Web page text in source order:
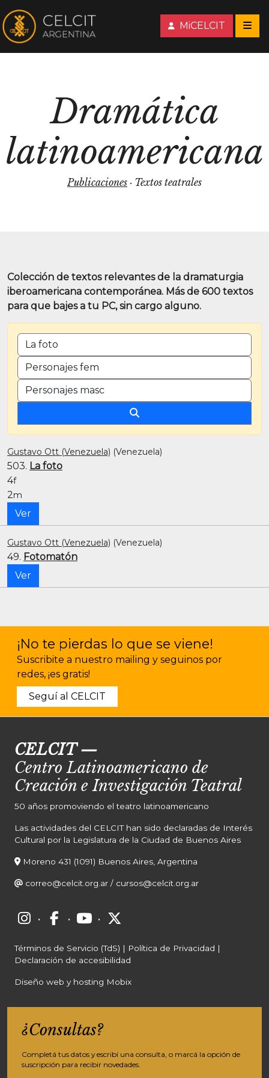
MiCELCIT
Dramática
latinoamericana
Publicaciones · Textos teatrales
Colección de textos relevantes de la dramaturgia
iberoamericana contemporánea. Más de 600 textos
para que bajes a tu PC, sin cargo alguno.
BUSCAR POR TÍTULO O PALABRA CLAVE
CANTIDAD DE PERSONAJES FEMENINOS
CANTIDAD DE PERSONAJES MASCULINOS
Gustavo Ott (Venezuela) (Venezuela)
503. La foto
4f
2m
Ver
Gustavo Ott (Venezuela) (Venezuela)
49. Fotomatón
Ver
¡No te pierdas lo que se viene!
Suscribite a nuestro mailing y seguinos por
redes, ¡es gratis!
Seguí al CELCIT
CELCIT—
Centro Latinoamericano de
Creación e Investigación Teatral
50 años promoviendo el teatro latinoamericano
Las actividades del CELCIT han sido declaradas de Interés
Cultural por la Legislatura de la Ciudad de Buenos Aires
Moreno 431 (1091) Buenos Aires, Argentina
correo@celcit.org.ar / cursos@celcit.org.ar
· · ·
Términos de Servicio (TdS) | Política de Privacidad |
Declaración de accesibilidad
Diseño web y hosting Mobix
¿Consultas?
Completá tus datos y escribí una consulta, o marcá la opción de
suscripción para recibir novedades.